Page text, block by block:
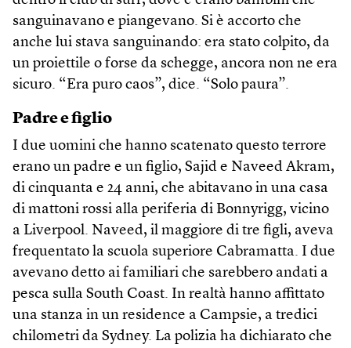
sanguinavano e piangevano. Si è accorto che
anche lui stava sanguinando: era stato colpito, da
un proiettile o forse da schegge, ancora non ne era
sicuro. “Era puro caos”, dice. “Solo paura”.
Padre e figlio
I due uomini che hanno scatenato questo terrore
erano un padre e un figlio, Sajid e Naveed Akram,
di cinquanta e 24 anni, che abitavano in una casa
di mattoni rossi alla periferia di Bonnyrigg, vicino
a Liverpool. Naveed, il maggiore di tre figli, aveva
frequentato la scuola superiore Cabramatta. I due
avevano detto ai familiari che sarebbero andati a
pesca sulla South Coast. In realtà hanno affittato
una stanza in un residence a Campsie, a tredici
chilometri da Sydney. La polizia ha dichiarato che